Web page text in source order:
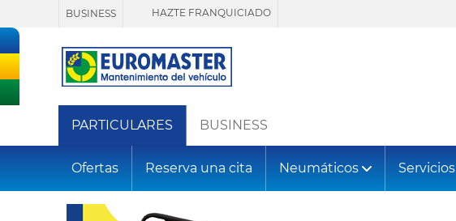
BUSINESS HAZTE FRANQUICIADO
PARTICULARES BUSINESS
Ofertas Reserva una cita Neumáticos Servicios